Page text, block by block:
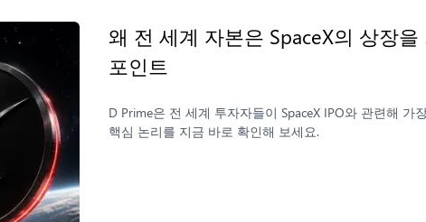
왜 전 세계 자본은 SpaceX의 상장
포인트
D Prime은 전 세계 투자자들이 SpaceX IPO와 관련해
핵심 논리를 지금 바로 확인해 보세요.